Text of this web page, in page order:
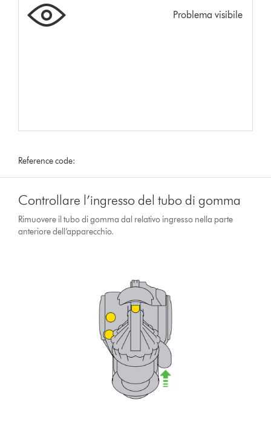
Problema visibile
Reference code:
Controllare l’ingresso del tubo di gomma
Rimuovere il tubo di gomma dal relativo ingresso nella parte
anteriore dell’apparecchio.